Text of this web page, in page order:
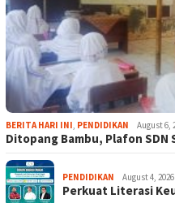
BERITA HARI INI, PENDIDIKAN August 6,
Ditopang Bambu, Plafon SDN
PENDIDIKAN August 4, 2026
Perkuat Literasi